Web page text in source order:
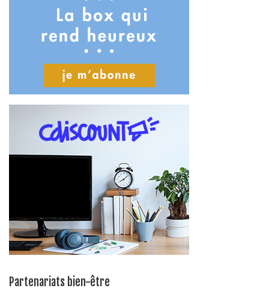
Partenariats bien-être